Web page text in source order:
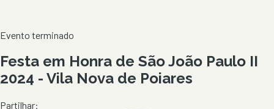
Evento terminado
Festa em Honra de São João Paulo II
2024 - Vila Nova de Poiares
Partilhar: